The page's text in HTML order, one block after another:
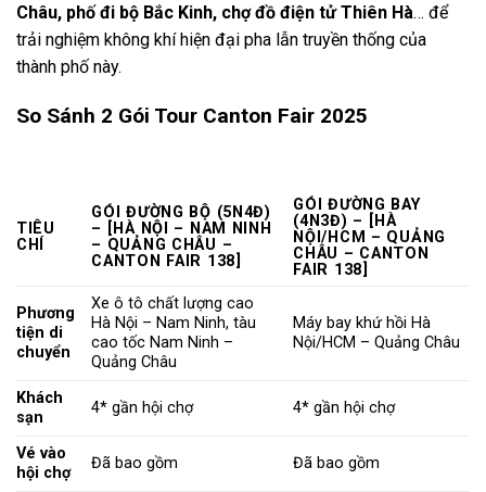
Châu, phố đi bộ Bắc Kinh, chợ đồ điện tử Thiên Hà… để
trải nghiệm không khí hiện đại pha lẫn truyền thống của
thành phố này.
So Sánh 2 Gói Tour Canton Fair 2025
TIÊU
CHÍ
GÓI ĐƯỜNG BỘ (5N4Đ)
– [HÀ NỘI – NAM NINH
– QUẢNG CHÂU –
CANTON FAIR 138]
GÓI ĐƯỜNG BAY
(4N3Đ) – [HÀ
NỘI/HCM – QUẢNG
CHÂU – CANTON
FAIR 138]
Phương
tiện di
chuyển
Xe ô tô chất lượng cao
Hà Nội – Nam Ninh, tàu
cao tốc Nam Ninh –
Quảng Châu
Máy bay khứ hồi Hà
Nội/HCM – Quảng Châu
Khách
sạn
4* gần hội chợ 4* gần hội chợ
Vé vào
hội chợ
Đã bao gồm Đã bao gồm